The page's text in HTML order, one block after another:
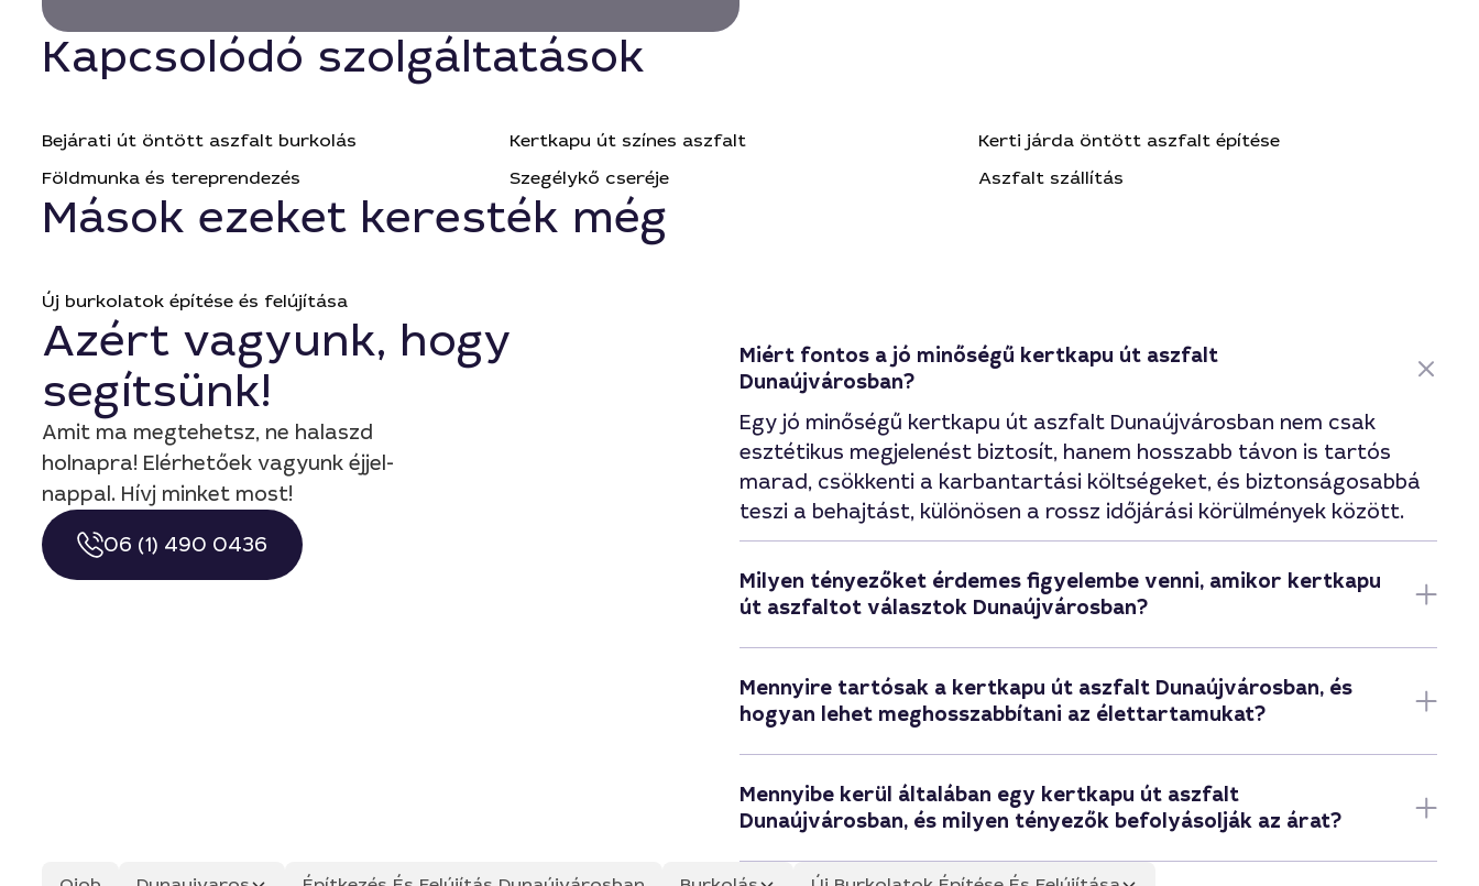
Kapcsolódó szolgáltatások
Bejárati út öntött aszfalt burkolás Kertkapu út színes aszfalt
Kerti járda öntött aszfalt építése
Földmunka és tereprendezés
Szegélykő cseréje Aszfalt szállítás
Mások ezeket keresték még
Új burkolatok építése és felújítása
Azért vagyunk, hogy
segítsünk!
Amit ma megtehetsz, ne halaszd
holnapra! Elérhetőek vagyunk éjjel-
nappal. Hívj minket most!
06 (1) 490 0436
Miért fontos a jó minőségű kertkapu út aszfalt
Dunaújvárosban?
Egy jó minőségű kertkapu út aszfalt Dunaújvárosban nem csak
esztétikus megjelenést biztosít, hanem hosszabb távon is tartós
marad, csökkenti a karbantartási költségeket, és biztonságosabbá
teszi a behajtást, különösen a rossz időjárási körülmények között.
Milyen tényezőket érdemes figyelembe venni, amikor kertkapu
út aszfaltot választok Dunaújvárosban?
Mennyire tartósak a kertkapu út aszfalt Dunaújvárosban, és
hogyan lehet meghosszabbítani az élettartamukat?
Mennyibe kerül általában egy kertkapu út aszfalt
Dunaújvárosban, és milyen tényezők befolyásolják az árat?